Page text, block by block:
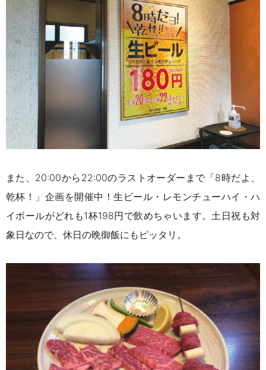
また、20:00から22:00のラストオーダーまで「8時だよ、
乾杯！」企画を開催中！生ビール・レモンチューハイ・ハ
イボールがどれも1杯198円で飲めちゃいます。土日祝も対
象日なので、休日の晩御飯にもピッタリ。